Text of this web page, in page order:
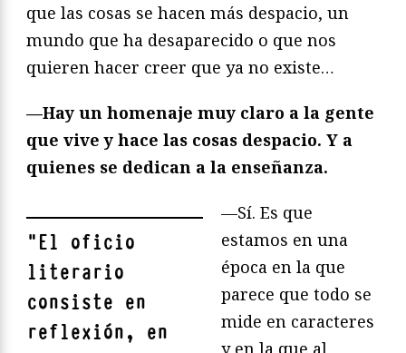
que las cosas se hacen más despacio, un
mundo que ha desaparecido o que nos
quieren hacer creer que ya no existe…
—Hay un homenaje muy claro a la gente
que vive y hace las cosas despacio. Y a
quienes se dedican a la enseñanza.
"El oficio
literario
consiste en
reflexión, en
—Sí. Es que
estamos en una
época en la que
parece que todo se
mide en caracteres
y en la que al